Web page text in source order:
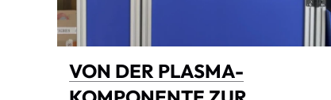
VON DER PLASMA-